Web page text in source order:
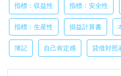
指標：収益性 指標：安全性
指標：生産性 損益計算書
簿記 自己肯定感 貸借対照